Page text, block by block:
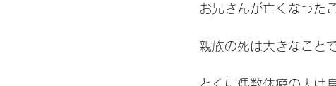
お兄さんが亡くなった
親族の死は大きなこと